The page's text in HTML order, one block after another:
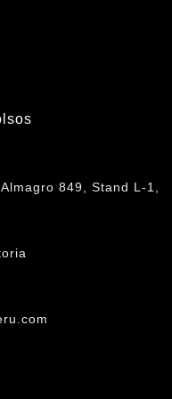
849, Stand L-1,